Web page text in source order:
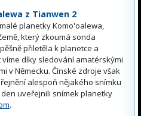
z Tianwen 2
planetky Komo'oalewa,
který zkoumá sonda
přiletěla k planetce a
díky sledování amatérskými
v Německu. Čínské zdroje však
alespoň nějakého snímku
uveřejnili snímek planetky
.